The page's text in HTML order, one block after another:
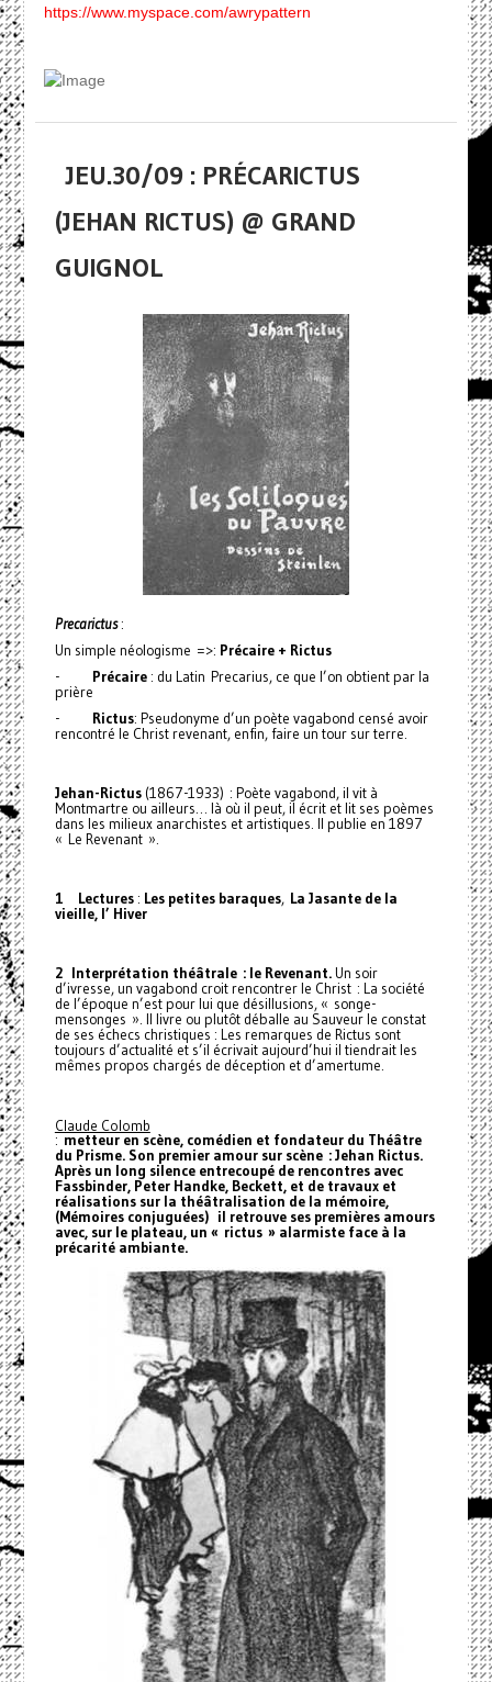
https://www.myspace.com/awrypattern
JEU.30/09 : PRÉCARICTUS
(JEHAN RICTUS) @ GRAND
GUIGNOL
Precarictus:
Un simple néologisme =>: Précaire + Rictus
- Précaire: du Latin Precarius, ce que l’on obtient par la
prière
- Rictus: Pseudonyme d’un poète vagabond censé avoir
rencontré le Christ revenant, enfin, faire un tour sur terre.
Jehan-Rictus(1867-1933) : Poète vagabond, il vit à
Montmartre ou ailleurs… là où il peut, il écrit et lit ses poèmes
dans les milieux anarchistes et artistiques. Il publie en 1897
« Le Revenant ».
1 Lectures: Les petites baraques, La Jasante de la
vieille, l’ Hiver
2 Interprétation théâtrale : le Revenant.Un soir
d’ivresse, un vagabond croit rencontrer le Christ : La société
de l’époque n’est pour lui que désillusions, « songe-
mensonges ». Il livre ou plutôt déballe au Sauveur le constat
de ses échecs christiques : Les remarques de Rictus sont
toujours d’actualité et s’il écrivait aujourd’hui il tiendrait les
mêmes propos chargés de déception et d’amertume.
Claude Colomb
: metteur en scène, comédien et fondateur du Théâtre
du Prisme. Son premier amour sur scène : Jehan Rictus.
Après un long silence entrecoupé de rencontres avec
Fassbinder, Peter Handke, Beckett, et de travaux et
réalisations sur la théâtralisation de la mémoire,
(Mémoires conjuguées) il retrouve ses premières amours
avec, sur le plateau, un « rictus » alarmiste face à la
précarité ambiante.